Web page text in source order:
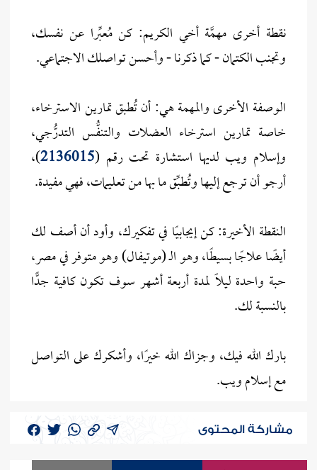
نقطة أخرى مهمَّة أخي الكريم: كن مُعبِّرا عن نفسك،
وتجنب الكتمان - كما ذكرنا - وأحسن تواصلك الاجتماعي.
الوصفة الأخرى والمهمة هي: أن تُطبق تمارين الاسترخاء،
خاصة تمارين استرخاء العضلات والتنفُّس التدرُّجي،
وإسلام ويب لديها استشارة تحت رقم (2136015)،
أرجو أن ترجع إليها وتُطبِّق ما بها من تعليمات، فهي مفيدة.
النقطة الأخيرة: كن إيجابيًا في تفكيرك، وأود أن أصف لك
أيضًا علاجًا بسيطًا، وهو الـ (موتيفال) وهو متوفر في مصر،
حبة واحدة ليلاً لمدة أربعة أشهر سوف تكون كافية جدًّا
بالنسبة لك.
بارك الله فيك، وجزاك الله خيرًا، وأشكرك على التواصل
مع إسلام ويب.
مشاركة المحتوى